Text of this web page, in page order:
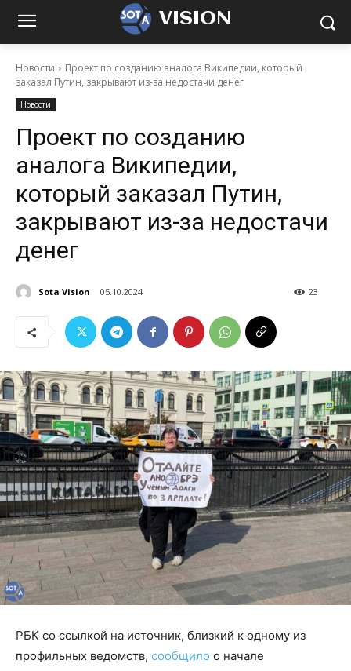
VISION
Новости
Проект по созданию аналога Википедии, который
заказал Путин, закрывают из-за недостачи денег
Новости
Проект по созданию
аналога Википедии,
который заказал Путин,
закрывают из-за недостачи
денег
Sota Vision 05.10.2024 23
РБК со ссылкой на источник, близкий к одному из
профильных ведомств, сообщило о начале